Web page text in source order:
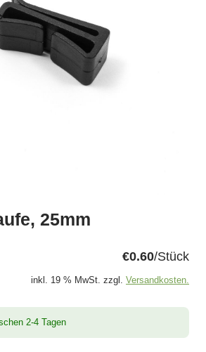
25mm
€0.60/Stück
inkl. 19 % MwSt. zzgl. Versandkosten.
2-4 Tagen